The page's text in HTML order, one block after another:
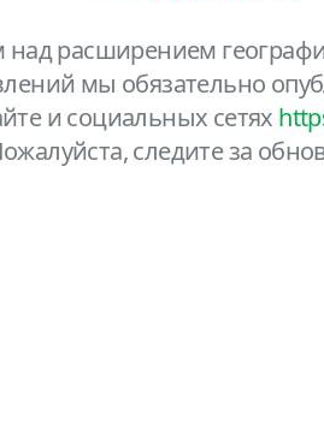
расширением
мы обязательно
и социальных сетях
следите за